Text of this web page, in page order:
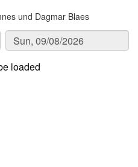
und Dagmar Blaes
loaded